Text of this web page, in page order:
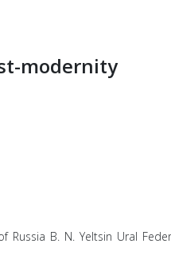
modernity
B. N. Yeltsin Ural